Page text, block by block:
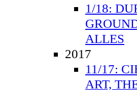
1/18:
ALLES
2017
11/17:
ART,